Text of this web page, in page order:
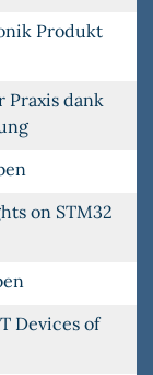
Produkt
Praxis dank
on STM32
Devices of